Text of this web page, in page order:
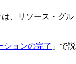
、リソース・グ
ションの完了 」で